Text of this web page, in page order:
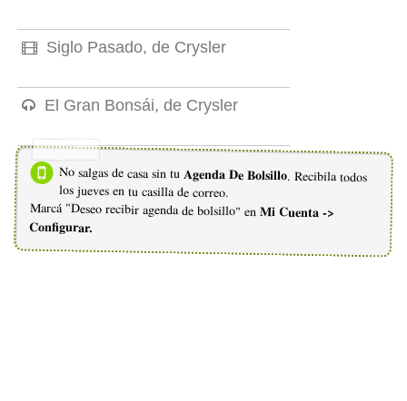
Siglo Pasado, de Crysler
El Gran Bonsái, de Crysler
No salgas de casa sin tu Agenda De Bolsillo. Recibila todos
los jueves en tu casilla de correo.
Marcá "Deseo recibir agenda de bolsillo" en Mi Cuenta ->
Configurar.